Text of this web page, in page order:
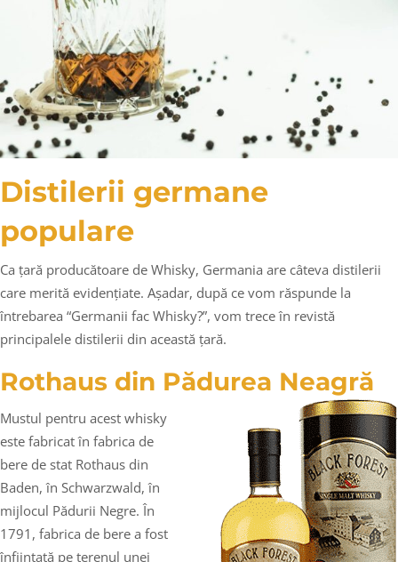
Distilerii germane
populare
Ca țară producătoare de Whisky, Germania are câteva distilerii
care merită evidențiate. Așadar, după ce vom răspunde la
întrebarea “Germanii fac Whisky?”, vom trece în revistă
principalele distilerii din această țară.
Rothaus din Pădurea Neagră
Mustul pentru acest whisky
este fabricat în fabrica de
bere de stat Rothaus din
Baden, în Schwarzwald, în
mijlocul Pădurii Negre. În
1791, fabrica de bere a fost
înființată pe terenul unei